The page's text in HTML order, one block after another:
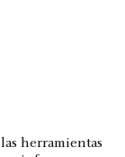
herramientas